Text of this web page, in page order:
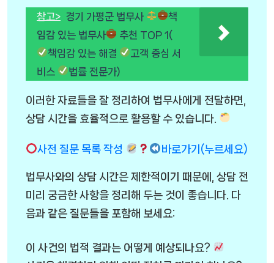
참고> 경기 가평군 법무사
책
임감 있는 법무사
추천 TOP 1(
책임감 있는 해결
고객 중심 서
비스
법률 전문가)
이러한 자료들을 잘 정리하여 법무사에게 전달하면,
상담 시간을 효율적으로 활용할 수 있습니다.
사전 질문 목록 작성 바로가기(누르세요)
법무사와의 상담 시간은 제한적이기 때문에, 상담 전
미리 궁금한 사항을 정리해 두는 것이 좋습니다. 다
음과 같은 질문들을 포함해 보세요:
이 사건의 법적 결과는 어떻게 예상되나요?